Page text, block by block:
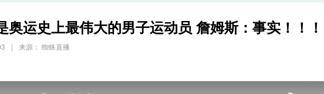
运史上最伟大的男子运动员 詹姆斯：事实！！！
| 来源： 蜘蛛直播